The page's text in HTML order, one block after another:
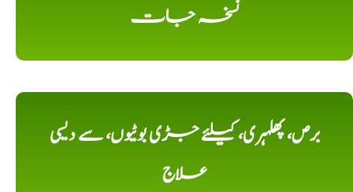
نسخہ جات
برص، پھلہری، کیلئے جڑی بوٹیوں، سے دیسی
علاج